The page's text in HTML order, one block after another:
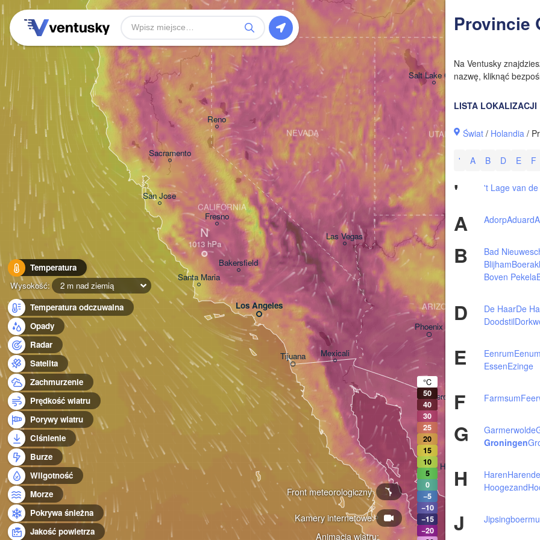
Provincie
Na Ventusky
nazwę, kliknąć
LISTA LOKALIZACJI
Świat / Holandia /
' A B D E F
' 't Lage van
A AdorpAduard
B Bad
Blijham
Boven Pekela
D De HaarDe
Doodstil
E EenrumEenum
EssenEzinge
F Farmsum
G Garmerwolde
Groningen
H Haren
Hoogezand
J
Temperatura
Wysokość:
2 m nad ziemią
Temperatura odczuwalna
Opady
Radar
Satelita
Zachmurzenie
Prędkość wiatru
Porywy wiatru
Ciśnienie
Burze
Wilgotność
Morze
Pokrywa śnieżna
Jakość powietrza
Animacja wiatru:
Kamery internetowe
Front meteorologiczny
Los Angeles
Tijuana
San Jose
Las Vegas
Mexicali
Fresno
Reno
Santa Maria
Bakersfield
Sacramento
CALIFORNIA
NEVADA
Phoenix
Tucson
Salt Lake City
ARIZONA
UTAH
Hermosillo
Heroica Nogales
Ciudad Obregón
N
°C
50
40
30
25
20
15
10
5
0
−5
−10
−15
−20